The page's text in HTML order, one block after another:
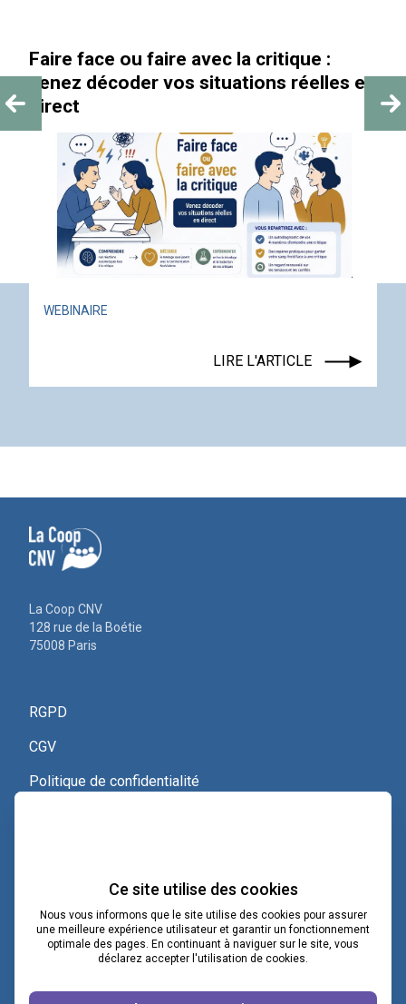
Faire face ou faire avec la critique :
venez décoder vos situations réelles en
direct
WEBINAIRE
LIRE L'ARTICLE
La Coop CNV
128 rue de la Boétie
75008 Paris
RGPD
CGV
Politique de confidentialité
Voir le certificat Qualiopi
contact@lacoopcnv.com
La page Linkedin de La Coop CNV
Ce site utilise des cookies
Nous vous informons que le site utilise des cookies pour assurer
une meilleure expérience utilisateur et garantir un fonctionnement
optimale des pages. En continuant à naviguer sur le site, vous
déclarez accepter l'utilisation de cookies.